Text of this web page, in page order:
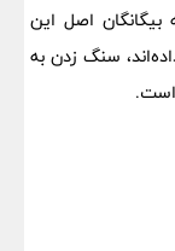
بیگانگان اصل این
سنگ زدن به